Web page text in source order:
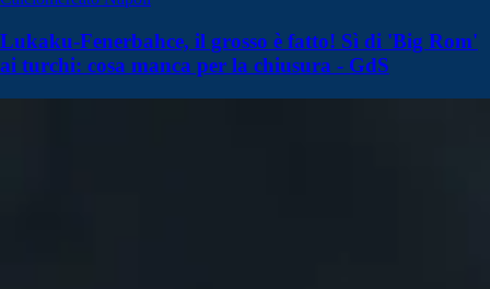
Lukaku-Fenerbahce, il grosso è fatto! Sì di 'Big Rom'
ai turchi: cosa manca per la chiusura - GdS